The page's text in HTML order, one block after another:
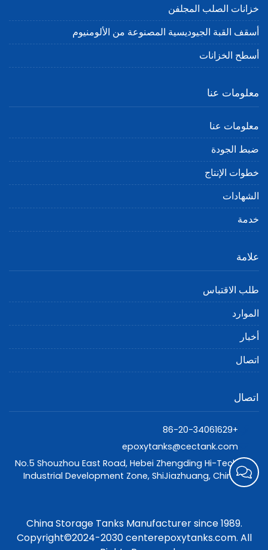
خزانات الصلب المجلفن
أسقف القبة الجيوديسية المصنوعة من الألومنيوم
أسطح الخزانات
معلومات عنا
معلومات عنا
ضبط الجودة
خطوات الإنتاج
الشهادات
خدمة
علامة
طلب الاقتباس
الموارد
أخبار
اتصال
اتصال
+86-20-34061629
epoxytanks@cectank.com
No.5 Shouzhou East Road, Hebei Zhengding Hi-Tech
Industrial Development Zone, ShiJiazhuang, China
China Storage Tanks Manufacturer since 1989.
Copyright©2024-2030 centerepoxytanks.com. All